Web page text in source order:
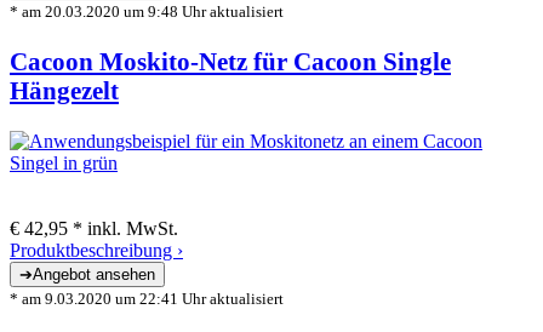
* am 20.03.2020 um 9:48 Uhr aktualisiert
Cacoon Moskito-Netz für Cacoon Single
Hängezelt
€ 42,95 * inkl. MwSt.
Produktbeschreibung ›
* am 9.03.2020 um 22:41 Uhr aktualisiert